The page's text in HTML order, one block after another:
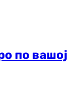
по вашој